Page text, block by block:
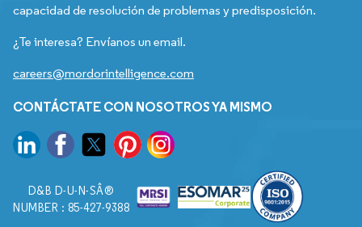
capacidad de resolución de problemas y predisposición.
¿Te interesa? Envíanos un email.
careers@mordorintelligence.com
CONTÁCTATE CON NOSOTROS YA MISMO
D&B D-U-N-SÂ®
NUMBER : 85-427-9388